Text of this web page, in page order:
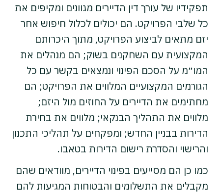
תפקידיו של עורך דין הדיירים מגוונים ומקיפים את
כל שלבי הפרויקט. הם יכולים לכלול חיפוש אחר
יזם מתאים לביצוע הפרויקט, מתוך היכרותם
המקצועית עם השחקנים בשוק; הם מנהלים את
המו״מ על הסכם הפינוי ונמצאים בקשר עם כל
הגורמים המקצועיים המלווים את הפרויקט; הם
מחתימים את הדיירים על החוזים מול היזם;
מלווים את התהליך הבנקאי; מלווים את בחירת
הדירות בבניין החדש; ומפקחים על תהליכי התכנון
והרישוי והסדרת רישום הדירות בטאבו.
כמו כן הם מסייעים בפינוי הדיירים, מוודאים שהם
מקבלים את התשלומים והבטוחות המגיעות להם